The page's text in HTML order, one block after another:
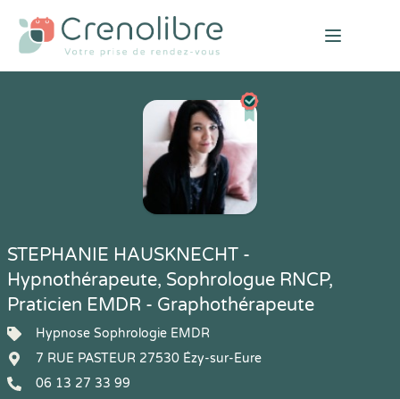
Open
STEPHANIE HAUSKNECHT -
Hypnothérapeute, Sophrologue RNCP,
Praticien EMDR - Graphothérapeute
Hypnose Sophrologie EMDR
7 RUE PASTEUR 27530 Ézy-sur-Eure
06 13 27 33 99